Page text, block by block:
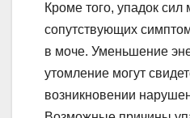
Кроме того, упадок сил
сопутствующих
в моче. Уменьшение
утомление могут
возникновении